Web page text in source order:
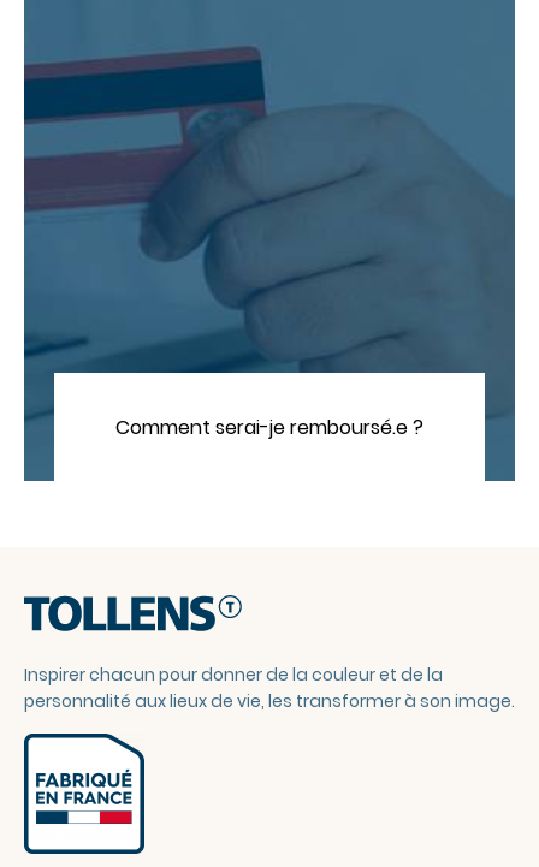
Comment serai-je remboursé.e ?
Inspirer chacun pour donner de la couleur et de la
personnalité aux lieux de vie, les transformer à son image.